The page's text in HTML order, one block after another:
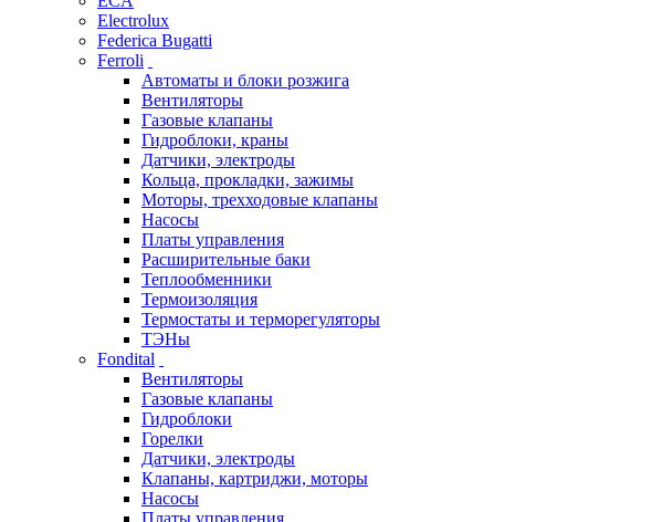
Electrolux
Federica Bugatti
Ferroli
Автоматы и блоки розжига
Вентиляторы
Газовые клапаны
Гидроблоки, краны
Датчики, электроды
Кольца, прокладки, зажимы
Моторы, трехходовые клапаны
Насосы
Платы управления
Расширительные баки
Теплообменники
Термоизоляция
Термостаты и терморегуляторы
ТЭНы
Fondital
Вентиляторы
Газовые клапаны
Гидроблоки
Горелки
Датчики, электроды
Клапаны, картриджи, моторы
Насосы